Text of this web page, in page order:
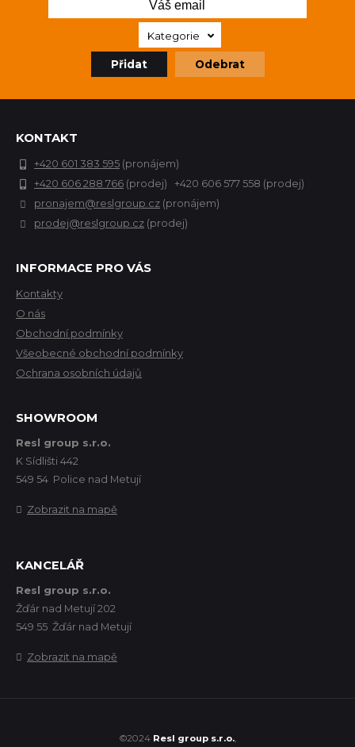
Kategorie
Přidat Odebrat
KONTAKT
+420 601 383 595 (pronájem)
+420 606 288 766 (prodej) +420 606 577 558 (prodej)
pronajem@reslgroup.cz (pronájem)
prodej@reslgroup.cz (prodej)
INFORMACE PRO VÁS
Kontakty
O nás
Obchodní podmínky
Všeobecné obchodní podmínky
Ochrana osobních údajů
SHOWROOM
Resl group s.r.o.
K Sídlišti 442
549 54 Police nad Metují
Zobrazit na mapě
KANCELÁŘ
Resl group s.r.o.
Žďár nad Metují 202
549 55 Žďár nad Metují
Zobrazit na mapě
©2024 Resl group s.r.o.,